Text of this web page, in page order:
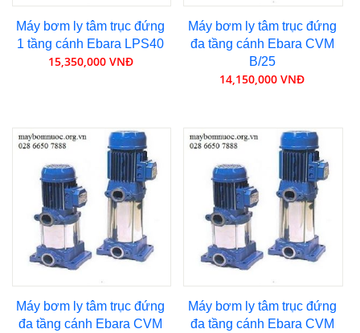
Máy bơm ly tâm trục đứng
1 tầng cánh Ebara LPS40
15,350,000 VNĐ
Máy bơm ly tâm trục đứng
đa tầng cánh Ebara CVM
B/25
14,150,000 VNĐ
Máy bơm ly tâm trục đứng
đa tầng cánh Ebara CVM
Máy bơm ly tâm trục đứng
đa tầng cánh Ebara CVM